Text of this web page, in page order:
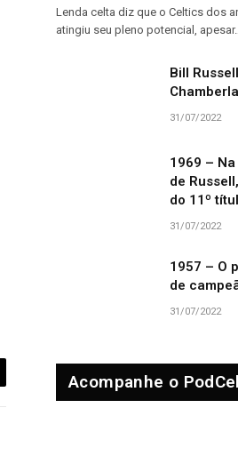
Lenda celta diz que o Celtics dos
atingiu seu pleno potencial,
Bill
31/07/2022
1969 –
de
do 11º
31/07/2022
1957 – O
de
31/07/2022
Acompanhe o